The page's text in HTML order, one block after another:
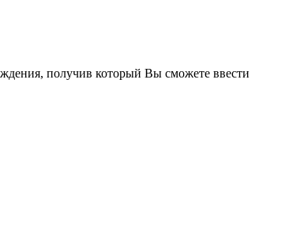
получив который Вы сможете ввести